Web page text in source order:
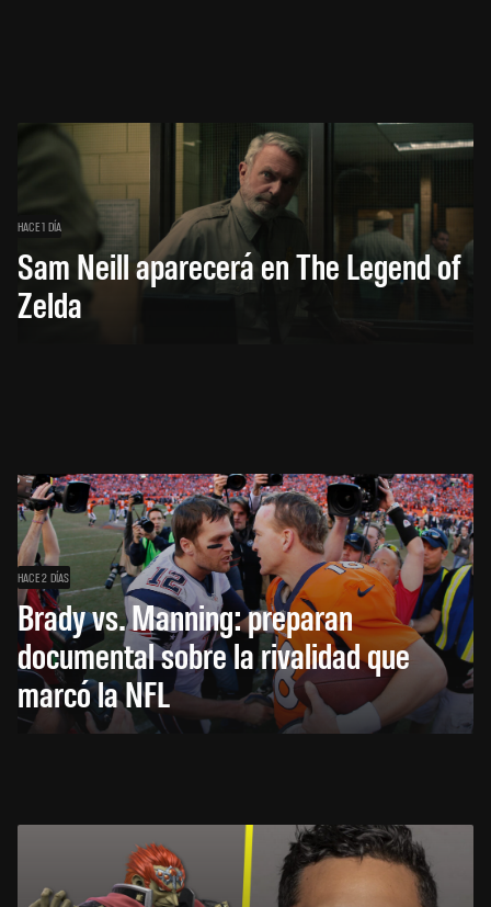
HACE 1 DÍA
Sam Neill aparecerá en The Legend of
Zelda
HACE 2 DÍAS
Brady vs. Manning: preparan
documental sobre la rivalidad que
marcó la NFL